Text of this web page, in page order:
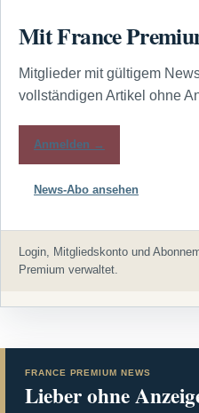
Mit France
Mitglieder mit gültigem
vollständigen Artikel ohne
Anmelden →
News-Abo ansehen
Login, Mitgliedskonto und
Premium verwaltet.
FRANCE PREMIUM NEWS
Lieber ohne